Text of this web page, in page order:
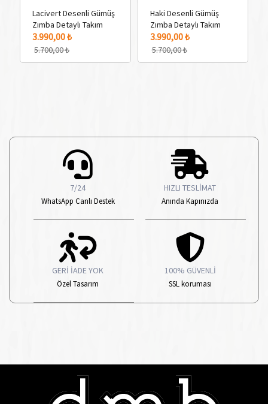
3 Adet Renk Seçeneği
Lacivert Desenli Gümüş
Zımba Detaylı Takım
3.990,00 ₺
5.700,00 ₺
3 Adet Renk Seçeneği
Haki Desenli Gümüş
Zımba Detaylı Takım
3.990,00 ₺
5.700,00 ₺
7/24
WhatsApp Canlı Destek
HIZLI TESLİMAT
Anında Kapınızda
GERİ İADE YOK
Özel Tasarım
100% GÜVENLİ
SSL koruması